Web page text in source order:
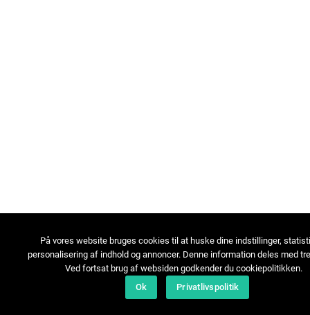
På vores website bruges cookies til at huske dine indstillinger,
personalisering af indhold og annoncer. Denne information deles med
Ved fortsat brug af websiden godkender du cookiepolitikken.
Ok
Privatlivspolitik